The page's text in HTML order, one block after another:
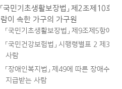
「국민기초생활보장법」 제2조제10호
람이 속한 가구의 가구원
「국민기초생활보장법」 제9조제5항에
「국민건강보험법」 시행령별표 2 제3
사람
「장애인복지법」 제49에 따른 장애수
지급받는 사람